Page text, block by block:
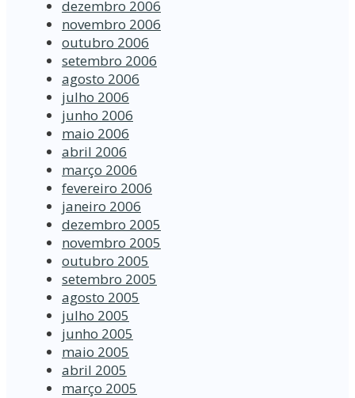
dezembro 2006
novembro 2006
outubro 2006
setembro 2006
agosto 2006
julho 2006
junho 2006
maio 2006
abril 2006
março 2006
fevereiro 2006
janeiro 2006
dezembro 2005
novembro 2005
outubro 2005
setembro 2005
agosto 2005
julho 2005
junho 2005
maio 2005
abril 2005
março 2005